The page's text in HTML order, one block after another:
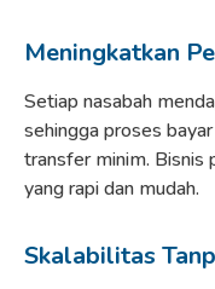
Meningkatkan
Setiap nasabah
sehingga proses
transfer minim. Bisnis
yang rapi dan mudah.
Skalabilitas